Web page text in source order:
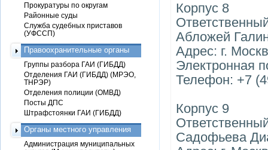
Корпус 8
Абложей
Адрес: г.
Электронная
Телефон: +7
Корпус 9
Садофьева
Прокуратуры по округам
Районные суды
Служба судебных приставов
(УФССП)
Правоохранительные органы
Группы разбора ГАИ (ГИБДД)
Отделения ГАИ (ГИБДД) (МРЭО,
ТНРЭР)
Отделения полиции (ОМВД)
Посты ДПС
Штрафстоянки ГАИ (ГИБДД)
Органы местного управления
Администрация муниципальных